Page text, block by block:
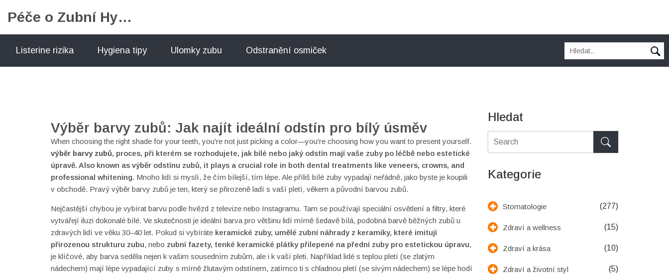
Péče o Zubní Hygienu
Listerine rizika Hygiena tipy Ulomky zubu Odstranění osmiček
Výběr barvy zubů: Jak najít ideální odstín pro bílý úsměv
When choosing the right shade for your teeth, you're not just picking a color—you're choosing how you want to present yourself.
výběr barvy zubů, proces, při kterém se rozhodujete, jak bílé nebo jaký odstín mají vaše zuby po léčbě nebo estetické
úpravě. Also known as výběr odstínu zubů, it plays a crucial role in both dental treatments like veneers, crowns, and
professional whitening. Mnoho lidí si myslí, že čím bílejší, tím lépe. Ale příliš bílé zuby vypadají neřádně, jako byste je koupili
v obchodě. Pravý výběr barvy zubů je ten, který se přirozeně ladí s vaší pletí, věkem a původní barvou zubů.
Nejčastější chybou je vybírat barvu podle hvězd z televize nebo Instagramu. Tam se používají speciální osvětlení a filtry, které
vytvářejí iluzi dokonalé bílé. Ve skutečnosti je ideální barva pro většinu lidí mírně šedavě bílá, podobná barvě běžných zubů u
zdravých lidí ve věku 30–40 let. Pokud si vybíráte keramické zuby, umělé zubní náhrady z keramiky, které imitují
přirozenou strukturu zubu, nebo zubní fazety, tenké keramické plátky přilepené na přední zuby pro estetickou úpravu,
je klíčové, aby barva seděla nejen k vašim sousedním zubům, ale i k vaší pleti. Například lidé s teplou pletí (se zlatým
nádechem) mají lépe vypadající zuby s mírně žlutavým odstínem, zatímco ti s chladnou pletí (se sivým nádechem) se lépe hodí
Hledat
Kategorie
Stomatologie (277)
Zdraví a wellness (15)
Zdraví a krása (10)
Zdraví a životní styl (5)